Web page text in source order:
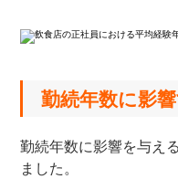
勤続年数に影
勤続年数に影響を与え
ました。